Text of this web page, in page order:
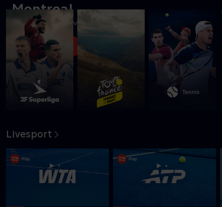
Montreal
Se ATP-tennis fra Montreal
Se med nu
Livesport